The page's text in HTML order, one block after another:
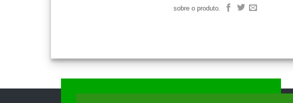
sobre o produto.